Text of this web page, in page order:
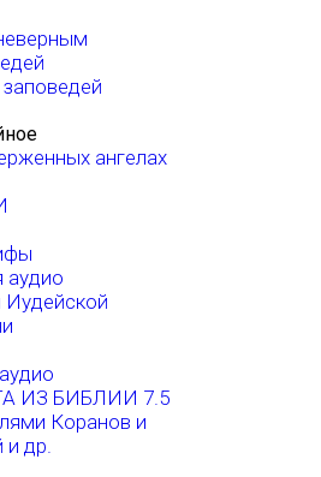
ангелах
аудио
Иудейской
ИЗ БИБЛИИ 7.5
Коранов и
и др.